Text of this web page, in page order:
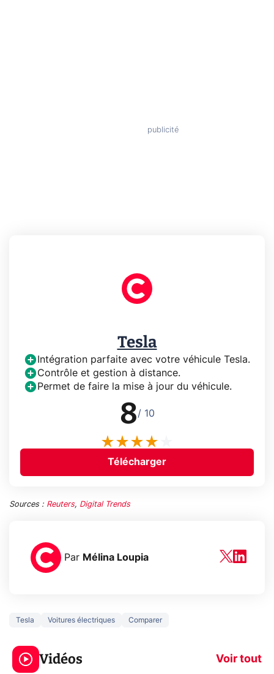
Tesla
Intégration parfaite avec votre véhicule Tesla.
Contrôle et gestion à distance.
Permet de faire la mise à jour du véhicule.
8/ 10
Télécharger
Sources : Reuters, Digital Trends
Par Mélina Loupia
Tesla Voitures électriques Comparer
Vidéos Voir tout
3 écrans en 1 pour
319€ ? Voici L'AOC
CQ32G4ZA !
prochaine